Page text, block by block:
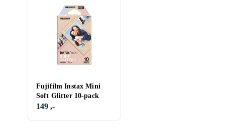
Fujifilm Instax Mini
Soft Glitter 10-pack
149 ,-